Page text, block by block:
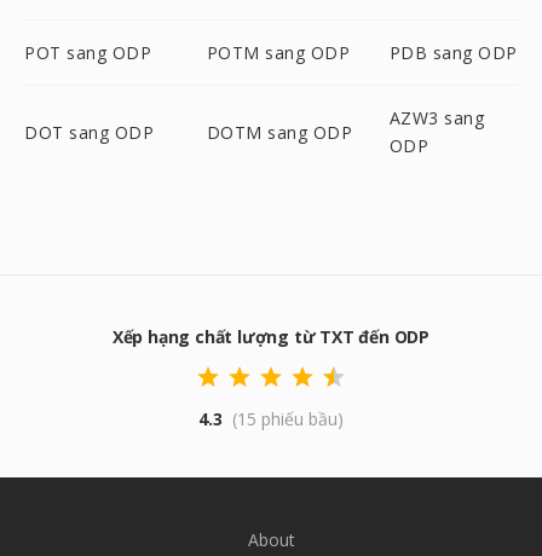
POT sang ODP POTM sang ODP PDB sang ODP
DOT sang ODP DOTM sang ODP
AZW3 sang
ODP
Xếp hạng chất lượng từ TXT đến ODP
4.3 (15 phiếu bầu)
About